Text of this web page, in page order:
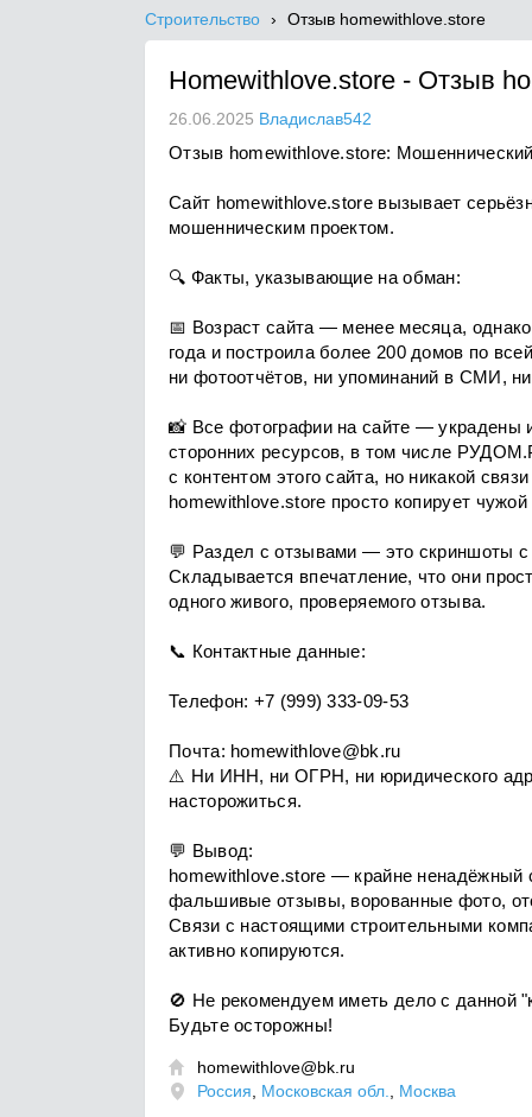
Строительство Отзыв homewithlove.store
Homewithlove.store - Отзыв
26.06.2025 Владислав542
Отзыв homewithlove.store:
Сайт homewithlove.store вызывает
мошенническим проектом.
🔍 Факты, указывающие на обман:
📅 Возраст сайта — менее месяца,
года и построила более 200 домов по
ни фотоотчётов, ни упоминаний в СМИ,
📸 Все фотографии на сайте — украдены
сторонних ресурсов, в том числе
с контентом этого сайта, но никакой
homewithlove.store просто копирует чужой
💬 Раздел с отзывами — это скриншоты с
Складывается впечатление, что они
одного живого, проверяемого отзыва.
📞 Контактные данные:
Телефон: +7 (999) 333-09-53
Почта: homewithlove@bk.ru
⚠️ Ни ИНН, ни ОГРН, ни юридического
насторожиться.
💬 Вывод:
homewithlove.store — крайне ненадёжный
фальшивые отзывы, ворованные фото,
Связи с настоящими строительными
активно копируются.
🚫 Не рекомендуем иметь дело с данной
Будьте осторожны!

homewithlove@bk.ru
Россия
Московская обл. Москва